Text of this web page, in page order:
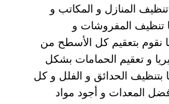
المنازل و المكاتب و
تنظيف المفروشات و
نقوم بتعقيم كل الأسطح من
و تعقيم الحمامات بشكل
بتنظيف الحدائق و الفلل و كل
المعدات و أجود مواد